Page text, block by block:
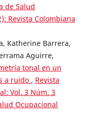
de Salud
Revista Colombiana
Katherine Barrera,
Aguirre,
tonal en un
a ruido , Revista
Vol. 3 Núm. 3
Ocupacional